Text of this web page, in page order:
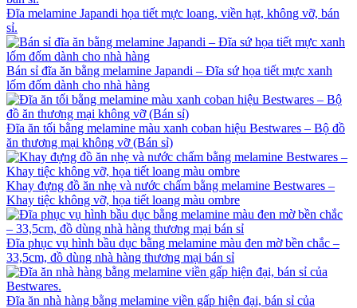
Đĩa melamine Japandi họa tiết mực loang, viền hạt, không vỡ, bán
sỉ.
Bán sỉ đĩa ăn bằng melamine Japandi – Đĩa sứ họa tiết mực xanh
lốm đốm dành cho nhà hàng
Đĩa ăn tối bằng melamine màu xanh coban hiệu Bestwares – Bộ đồ
ăn thương mại không vỡ (Bán sỉ)
Khay đựng đồ ăn nhẹ và nước chấm bằng melamine Bestwares –
Khay tiệc không vỡ, họa tiết loang màu ombre
Đĩa phục vụ hình bầu dục bằng melamine màu đen mờ bền chắc –
33,5cm, đồ dùng nhà hàng thương mại bán sỉ
Đĩa ăn nhà hàng bằng melamine viền gấp hiện đại, bán sỉ của